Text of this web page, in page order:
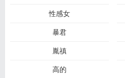
性感女
暴君
胤禛
高的